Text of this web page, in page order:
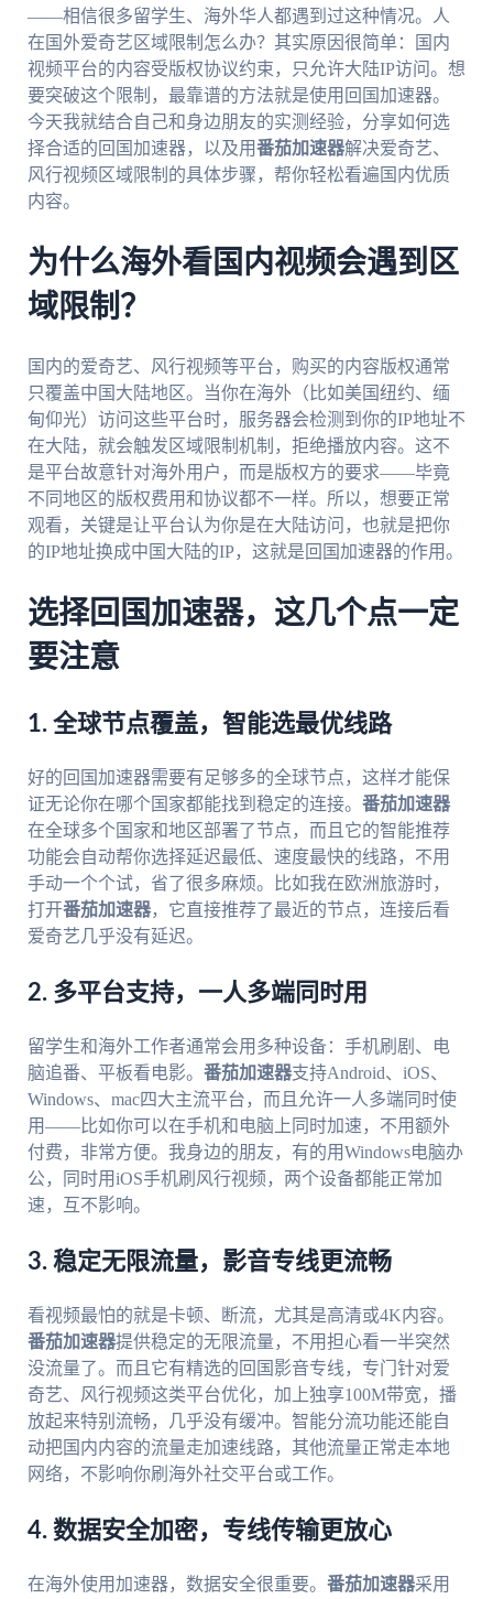
——相信很多留学生、海外华人都遇到过这种情况。人
在国外爱奇艺区域限制怎么办？其实原因很简单：国内
视频平台的内容受版权协议约束，只允许大陆IP访问。想
要突破这个限制，最靠谱的方法就是使用回国加速器。
今天我就结合自己和身边朋友的实测经验，分享如何选
择合适的回国加速器，以及用番茄加速器解决爱奇艺、
风行视频区域限制的具体步骤，帮你轻松看遍国内优质
内容。
为什么海外看国内视频会遇到区
域限制？
国内的爱奇艺、风行视频等平台，购买的内容版权通常
只覆盖中国大陆地区。当你在海外（比如美国纽约、缅
甸仰光）访问这些平台时，服务器会检测到你的IP地址不
在大陆，就会触发区域限制机制，拒绝播放内容。这不
是平台故意针对海外用户，而是版权方的要求——毕竟
不同地区的版权费用和协议都不一样。所以，想要正常
观看，关键是让平台认为你是在大陆访问，也就是把你
的IP地址换成中国大陆的IP，这就是回国加速器的作用。
选择回国加速器，这几个点一定
要注意
1. 全球节点覆盖，智能选最优线路
好的回国加速器需要有足够多的全球节点，这样才能保
证无论你在哪个国家都能找到稳定的连接。 番茄加速器
在全球多个国家和地区部署了节点，而且它的智能推荐
功能会自动帮你选择延迟最低、速度最快的线路，不用
手动一个个试，省了很多麻烦。比如我在欧洲旅游时，
打开番茄加速器，它直接推荐了最近的节点，连接后看
爱奇艺几乎没有延迟。
2. 多平台支持，一人多端同时用
留学生和海外工作者通常会用多种设备：手机刷剧、电
脑追番、平板看电影。 番茄加速器支持Android、iOS、
Windows、mac四大主流平台，而且允许一人多端同时使
用——比如你可以在手机和电脑上同时加速，不用额外
付费，非常方便。我身边的朋友，有的用Windows电脑办
公，同时用iOS手机刷风行视频，两个设备都能正常加
速，互不影响。
3. 稳定无限流量，影音专线更流畅
看视频最怕的就是卡顿、断流，尤其是高清或4K内容。
番茄加速器提供稳定的无限流量，不用担心看一半突然
没流量了。而且它有精选的回国影音专线，专门针对爱
奇艺、风行视频这类平台优化，加上独享100M带宽，播
放起来特别流畅，几乎没有缓冲。智能分流功能还能自
动把国内内容的流量走加速线路，其他流量正常走本地
网络，不影响你刷海外社交平台或工作。
4. 数据安全加密，专线传输更放心
在海外使用加速器，数据安全很重要。 番茄加速器采用